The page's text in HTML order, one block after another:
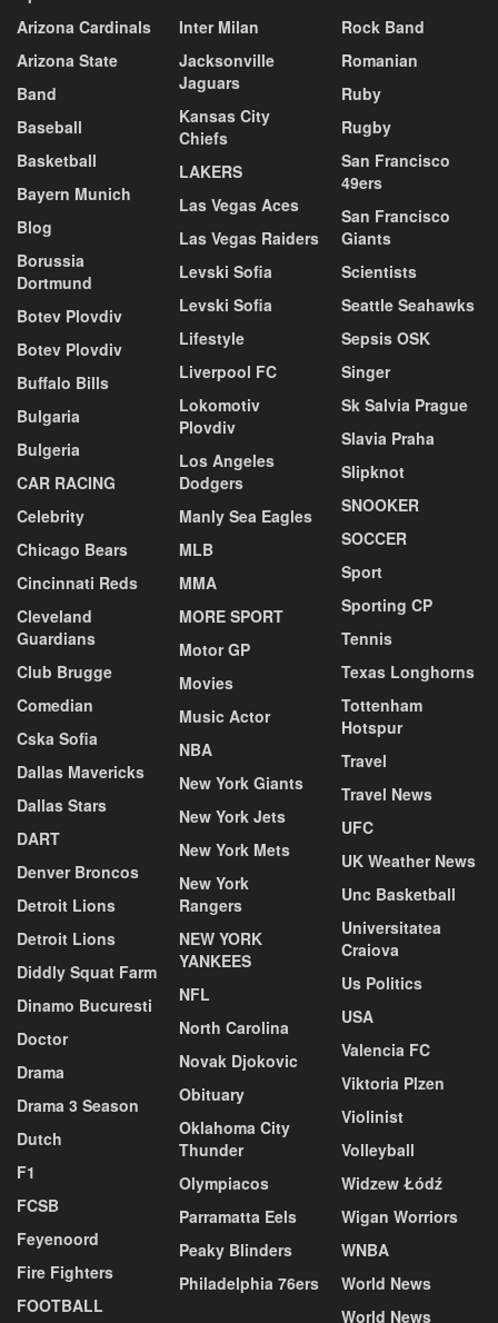
Arizona Cardinals
Arizona State
Band
Baseball
Basketball
Bayern Munich
Blog
Borussia
Dortmund
Botev Plovdiv
Botev Plovdiv
Buffalo Bills
Bulgaria
Bulgeria
CAR RACING
Celebrity
Chicago Bears
Cincinnati Reds
Cleveland
Guardians
Club Brugge
Comedian
Cska Sofia
Dallas Mavericks
Dallas Stars
DART
Denver Broncos
Detroit Lions
Detroit Lions
Diddly Squat Farm
Dinamo Bucuresti
Doctor
Drama
Drama 3 Season
Dutch
F1
FCSB
Feyenoord
Fire Fighters
FOOTBALL
Inter Milan
Jacksonville
Jaguars
Kansas City
Chiefs
LAKERS
Las Vegas Aces
Las Vegas Raiders
Levski Sofia
Levski Sofia
Lifestyle
Liverpool FC
Lokomotiv
Plovdiv
Los Angeles
Dodgers
Manly Sea Eagles
MLB
MMA
MORE SPORT
Motor GP
Movies
Music Actor
NBA
New York Giants
New York Jets
New York Mets
New York
Rangers
NEW YORK
YANKEES
NFL
North Carolina
Novak Djokovic
Obituary
Oklahoma City
Thunder
Olympiacos
Parramatta Eels
Peaky Blinders
Philadelphia 76ers
Rock Band
Romanian
Ruby
Rugby
San Francisco
49ers
San Francisco
Giants
Scientists
Seattle Seahawks
Sepsis OSK
Singer
Sk Salvia Prague
Slavia Praha
Slipknot
SNOOKER
SOCCER
Sport
Sporting CP
Tennis
Texas Longhorns
Tottenham
Hotspur
Travel
Travel News
UFC
UK Weather News
Unc Basketball
Universitatea
Craiova
Us Politics
USA
Valencia FC
Viktoria Plzen
Violinist
Volleyball
Widzew Łódź
Wigan Worriors
WNBA
World News
World News